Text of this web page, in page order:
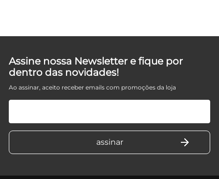
Assine nossa Newsletter e fique por
dentro das novidades!
Ao assinar, aceito receber emails com promoções da loja